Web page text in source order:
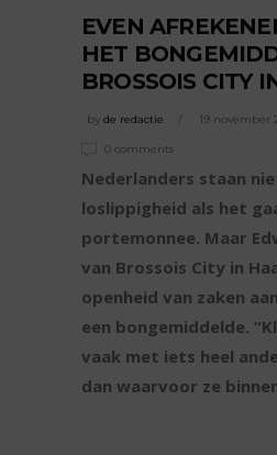
EVEN
HET
BROSSOIS CITY
by de redactie 19 november
0 comments
Nederlanders staan
loslippigheid als het
portemonnee. Maar
van Brossois City in
openheid van zaken
een bongemiddelde.
vaak met iets heel
dan waarvoor ze